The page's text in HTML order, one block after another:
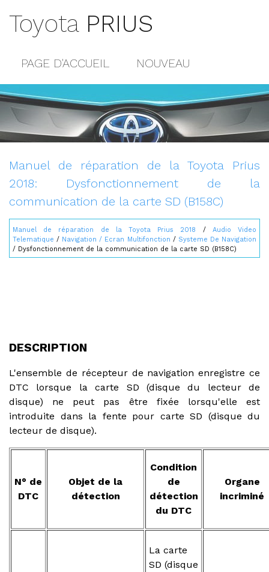
Toyota PRIUS
PAGE D'ACCUEIL NOUVEAU
POPULAIRE
CONTACTS
Manuel de réparation de la Toyota Prius
2018: Dysfonctionnement de la
communication de la carte SD (B158C)
Manuel de réparation de la Toyota Prius 2018 / Audio Video
Telematique / Navigation / Ecran Multifonction / Systeme De Navigation
/ Dysfonctionnement de la communication de la carte SD (B158C)
DESCRIPTION
L'ensemble de récepteur de navigation enregistre ce
DTC lorsque la carte SD (disque du lecteur de
disque) ne peut pas être fixée lorsqu'elle est
introduite dans la fente pour carte SD (disque du
lecteur de disque).
N° de
DTC
Objet de la
détection
Condition
de
détection
du DTC
Organe
incriminé
La carte
SD (disque